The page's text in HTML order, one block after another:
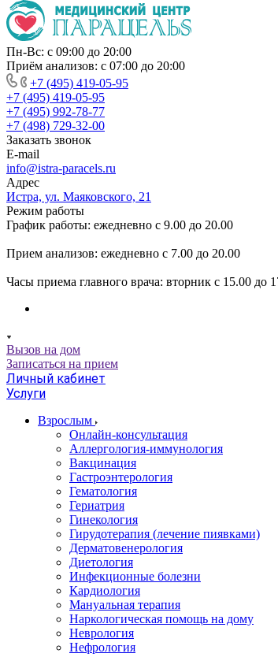
Пн-Вс: с 09:00 до 20:00
Приём анализов: с 07:00 до 20:00
+7 (495) 419-05-95
+7 (495) 419-05-95
+7 (495) 992-78-77
+7 (498) 729-32-00
Заказать звонок
E-mail
info@istra-paracels.ru
Адрес
Истра, ул. Маяковского, 21
Режим работы
График работы: ежедневно с 9.00 до 20.00
Прием анализов: ежедневно с 7.00 до 20.00
Часы приема главного врача: вторник с 15.00 до
Вызов на дом
Записаться на прием
Личный кабинет
Услуги
Взрослым
Онлайн-консультация
Аллергология-иммунология
Вакцинация
Гастроэнтерология
Гематология
Гериатрия
Гинекология
Гирудотерапия (лечение пиявками)
Дерматовенерология
Диетология
Инфекционные болезни
Кардиология
Мануальная терапия
Наркологическая помощь на дому
Неврология
Нефрология